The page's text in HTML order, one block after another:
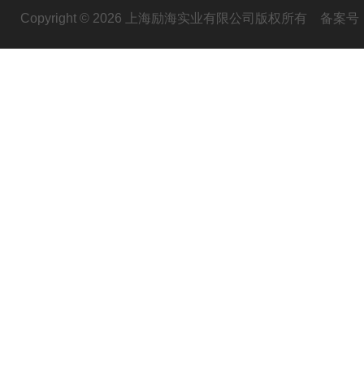
Copyright © 2026 上海励海实业有限公司版权所有 备案号